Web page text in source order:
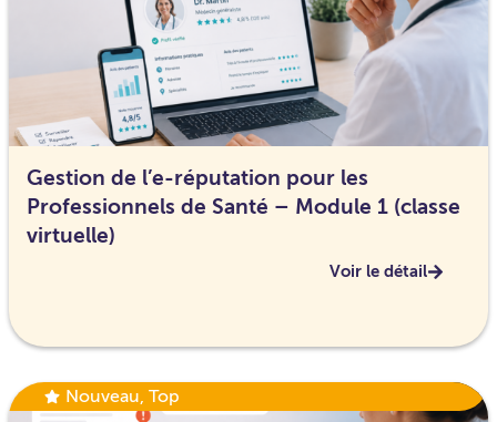
Gestion de l’e-réputation pour les
Professionnels de Santé – Module 1 (classe
virtuelle)
Voir le détail
Nouveau, Top